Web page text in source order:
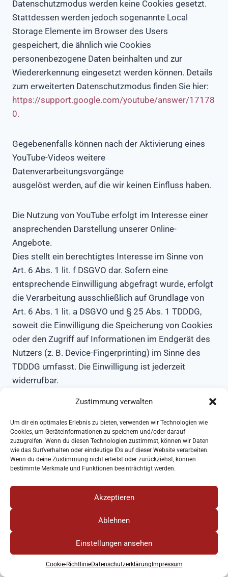
Zustimmung verwalten
Um dir ein optimales Erlebnis zu bieten, verwenden wir Technologien wie
Cookies, um Geräteinformationen zu speichern und/oder darauf
zuzugreifen. Wenn du diesen Technologien zustimmst, können wir Daten
wie das Surfverhalten oder eindeutige IDs auf dieser Website verarbeiten.
Wenn du deine Zustimmung nicht erteilst oder zurückziehst, können
bestimmte Merkmale und Funktionen beeinträchtigt werden.
Akzeptieren
Ablehnen
Einstellungen ansehen
Cookie-RichtlinieDatenschutzerklärung Impressum
Datenschutzmodus werden keine Cookies gesetzt.
Stattdessen werden jedoch sogenannte Local
Storage Elemente im Browser des Users
gespeichert, die ähnlich wie Cookies
personenbezogene Daten beinhalten und zur
Wiedererkennung eingesetzt werden können. Details
zum erweiterten Datenschutzmodus finden Sie hier:
https://support.google.com/youtube/answer/17178
0.
Gegebenenfalls können nach der Aktivierung eines
YouTube-Videos weitere
Datenverarbeitungsvorgänge
ausgelöst werden, auf die wir keinen Einfluss haben.
Die Nutzung von YouTube erfolgt im Interesse einer
ansprechenden Darstellung unserer Online-
Angebote.
Dies stellt ein berechtigtes Interesse im Sinne von
Art. 6 Abs. 1 lit. f DSGVO dar. Sofern eine
entsprechende Einwilligung abgefragt wurde, erfolgt
die Verarbeitung ausschließlich auf Grundlage von
Art. 6 Abs. 1 lit. a DSGVO und § 25 Abs. 1 TDDDG,
soweit die Einwilligung die Speicherung von Cookies
oder den Zugriff auf Informationen im Endgerät des
Nutzers (z. B. Device-Fingerprinting) im Sinne des
TDDDG umfasst. Die Einwilligung ist jederzeit
widerrufbar.
YouTube finden Sie in deren Datenschutzerklärung
unter:
https://policies.google.com/privacy?hl=de.
nach dem „EU-US Data Privacy Framework“ (DPF).
Der
DPF ist ein Übereinkommen zwischen der
europäischer Datenschutzstandards bei
Datenverarbeitungen in den USA gewährleisten soll.